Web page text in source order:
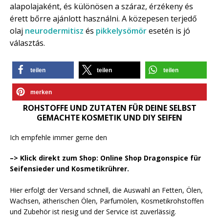
alapolajaként, és különösen a száraz, érzékeny és
érett bőrre ajánlott használni. A közepesen terjedő
olaj neurodermitisz és pikkelysömöresetén is jó
választás.
teilen teilen teilen
merken
ROHSTOFFE UND ZUTATEN FÜR DEINE SELBST
GEMACHTE KOSMETIK UND DIY SEIFEN
Ich empfehle immer gerne den
–> Klick direkt zum Shop: Online Shop Dragonspice für
Seifensieder und Kosmetikrührer.
Hier erfolgt der Versand schnell, die Auswahl an Fetten, Ölen,
Wachsen, ätherischen Ölen, Parfumölen, Kosmetikrohstoffen
und Zubehör ist riesig und der Service ist zuverlässig.